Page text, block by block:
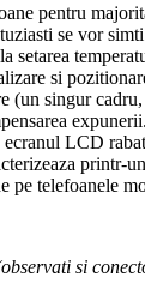
pentru
se vor
setarea
si
(un singur
ecranul LCD
printr-
pe telefoanele
si